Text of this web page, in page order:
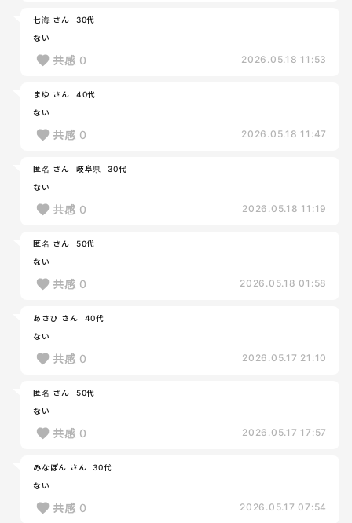
七海 さん
30代
ない
共感 0 2026.05.18 11:53
まゆ さん
40代
ない
共感 0 2026.05.18 11:47
匿名 さん 岐阜県
30代
ない
共感 0 2026.05.18 11:19
匿名 さん
50代
ない
共感 0 2026.05.18 01:58
あさひ さん
40代
ない
共感 0 2026.05.17 21:10
匿名 さん
50代
ない
共感 0 2026.05.17 17:57
みなぽん さん
30代
ない
共感 0 2026.05.17 07:54